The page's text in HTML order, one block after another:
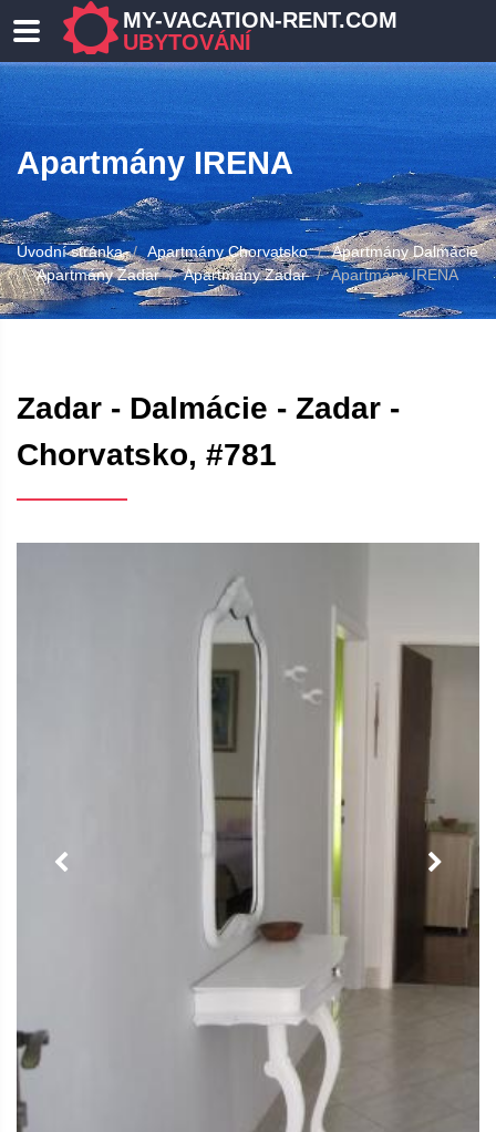
MY-VACATION-RENT.COM
UBYTOVÁNÍ
Apartmány IRENA
Úvodní stránka Apartmány Chorvatsko
Apartmány Dalmácie
Apartmány Zadar
Apartmány Zadar Apartmány IRENA
Zadar - Dalmácie - Zadar -
Chorvatsko, #781